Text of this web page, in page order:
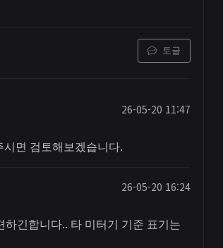
토글
26-05-20 11:47
면 검토해보겠습니다.
26-05-20 16:24
긴합니다.. 타 미터기 기준 표기는